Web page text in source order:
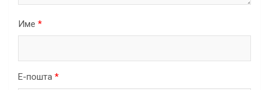
Име *
Е-пошта *